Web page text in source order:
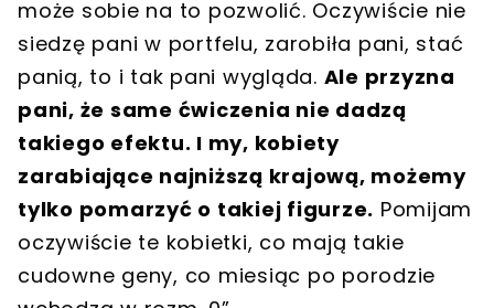
może sobie na to pozwolić. Oczywiście nie
siedzę pani w portfelu, zarobiła pani, stać
panią, to i tak pani wygląda. Ale przyzna
pani, że same ćwiczenia nie dadzą
takiego efektu. I my, kobiety
zarabiające najniższą krajową, możemy
tylko pomarzyć o takiej figurze. Pomijam
oczywiście te kobietki, co mają takie
cudowne geny, co miesiąc po porodzie